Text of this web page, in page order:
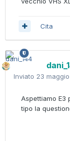
Cita
Inviato 23
Aspettiamo
tipo la